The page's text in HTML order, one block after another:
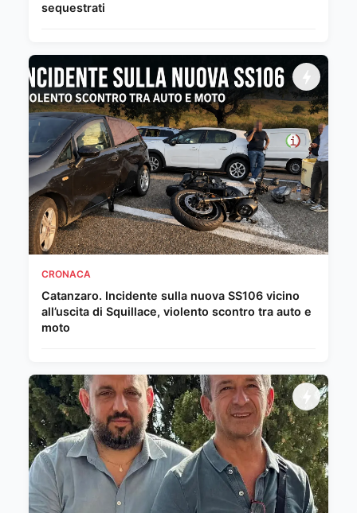
sequestrati
CRONACA
Catanzaro. Incidente sulla nuova SS106 vicino
all’uscita di Squillace, violento scontro tra auto e
moto